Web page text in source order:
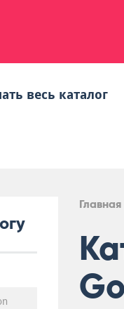
весь каталог
Главная